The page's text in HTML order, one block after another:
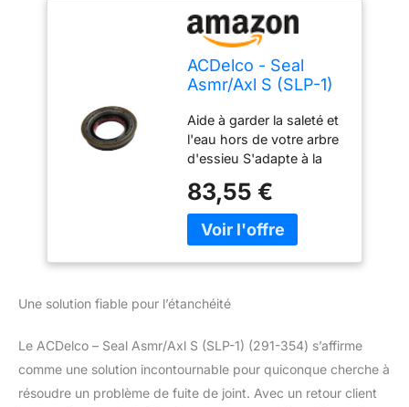
ACDelco - Seal
Asmr/Axl S (SLP-1)
Aide à garder la saleté et
l'eau hors de votre arbre
d'essieu S'adapte à la
aider à fournir un
fonctionnement sans
fuite Certaines pièces
nom d'équipement
(OE) Les pièces d'origine
GM sont conçues,
conçues et testées selon
83,55 €
Une solution fiable pour l’étanchéité
Le ACDelco – Seal Asmr/Axl S (SLP-1) (291-354) s’affirme
comme une solution incontournable pour quiconque cherche à
résoudre un problème de fuite de joint. Avec un retour client